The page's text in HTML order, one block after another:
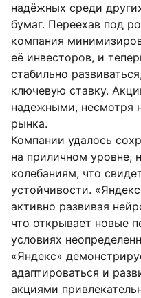
надёжных среди
бумаг. Переехав под
компания
её инвесторов, и
стабильно
ключевую ставку.
надежными, несмотря
рынка.
Компании удалось
на приличном уровне,
колебаниям, что
устойчивости.
активно развивая
что открывает новые
условиях
«Яндекс»
адаптироваться и
акциями